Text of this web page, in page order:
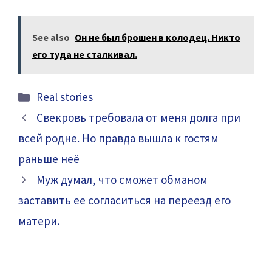
See also Он не был брошен в колодец. Никто
его туда не сталкивал.
Categories
Real stories
Свекровь требовала от меня долга при
всей родне. Но правда вышла к гостям
раньше неё
Муж думал, что сможет обманом
заставить ее согласиться на переезд его
матери.